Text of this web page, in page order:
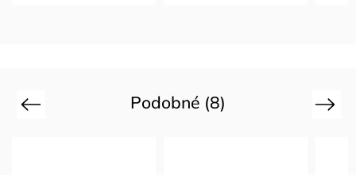
Podobné (8)
Previous Next